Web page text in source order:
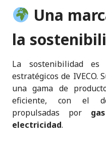
Una
la
La sostenibilidad
estratégicos de IVECO.
una gama de
eficiente, con el
propulsadas por
electricidad.